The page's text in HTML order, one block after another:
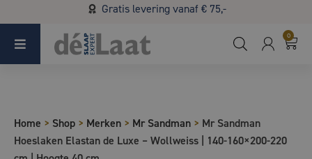
Gratis levering vanaf € 75,-
Koopzondag 29 maart in Bladel van 13.00 - 17.00
0
Home > Shop > Merken > Mr Sandman > Mr Sandman
Hoeslaken Elastan de Luxe – Wollweiss | 140-160×200-220